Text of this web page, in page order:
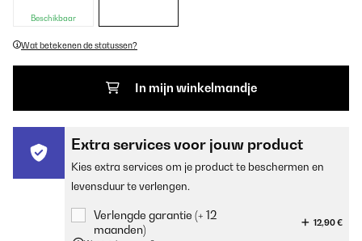
Beschikbaar
Wat betekenen de statussen?
In mijn winkelmandje
Extra services voor jouw product
Kies extra services om je product te beschermen en
levensduur te verlengen.
Verlengde garantie (+ 12
maanden)
12,90 €